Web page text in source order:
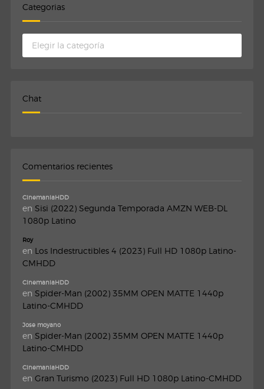
Categorias
Categorias
Chat
Comentarios recientes
CinemaniaHDD
en Sisi (2022) Segunda Temporada AMZN WEB-DL
1080p Latino
Roy
en Los Indestructibles 4 (2023) Full HD 1080p Latino-
CMHDD
CinemaniaHDD
en Spider-Man (2002) 35MM OPEN MATTE 1440p
Latino-CMHDD
Jose moyano
en Spider-Man (2002) 35MM OPEN MATTE 1440p
Latino-CMHDD
CinemaniaHDD
en Gran Turismo (2023) Full HD 1080p Latino-CMHDD